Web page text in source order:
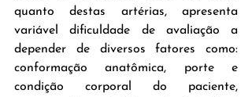
quanto destas artérias, apresenta
variável dificuldade de avaliação a
depender de diversos fatores como:
conformação anatômica, porte e
condição corporal do paciente,